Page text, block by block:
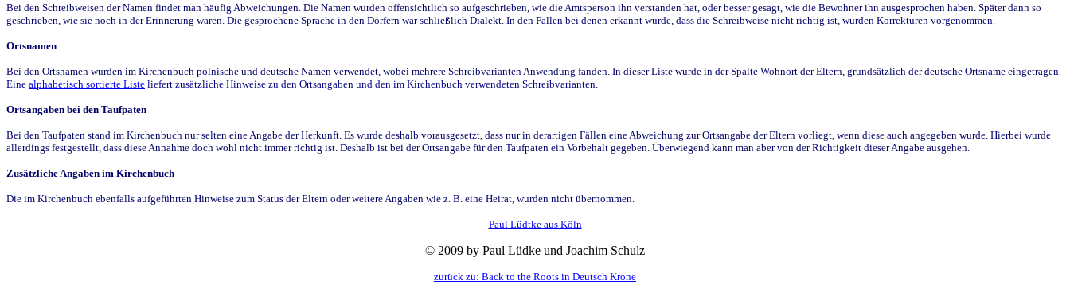
Bei den Schreibweisen der Namen findet man häufig Abweichungen. Die Namen wurden offensichtlich so aufgeschrieben, wie die Amtsperson ihn verstanden hat, oder besser gesagt, wie die Bewohner ihn ausgesprochen haben. Später dann so
geschrieben, wie sie noch in der Erinnerung waren. Die gesprochene Sprache in den Dörfern war schließlich Dialekt. In den Fällen bei denen erkannt wurde, dass die Schreibweise nicht richtig ist, wurden Korrekturen vorgenommen.
Ortsnamen
Bei den Ortsnamen wurden im Kirchenbuch polnische und deutsche Namen verwendet, wobei mehrere Schreibvarianten Anwendung fanden. In dieser Liste wurde in der Spalte Wohnort der Eltern, grundsätzlich der deutsche Ortsname eingetragen.
Eine alphabetisch sortierte Liste liefert zusätzliche Hinweise zu den Ortsangaben und den im Kirchenbuch verwendeten Schreibvarianten.
Ortsangaben bei den Taufpaten
Bei den Taufpaten stand im Kirchenbuch nur selten eine Angabe der Herkunft. Es wurde deshalb vorausgesetzt, dass nur in derartigen Fällen eine Abweichung zur Ortsangabe der Eltern vorliegt, wenn diese auch angegeben wurde. Hierbei wurde
allerdings festgestellt, dass diese Annahme doch wohl nicht immer richtig ist. Deshalb ist bei der Ortsangabe für den Taufpaten ein Vorbehalt gegeben. Überwiegend kann man aber von der Richtigkeit dieser Angabe ausgehen.
Zusätzliche Angaben im Kirchenbuch
Die im Kirchenbuch ebenfalls aufgeführten Hinweise zum Status der Eltern oder weitere Angaben wie z. B. eine Heirat, wurden nicht übernommen.
Paul Lüdtke aus Köln
© 2009 by Paul Lüdke und Joachim Schulz
zurück zu: Back to the Roots in Deutsch Krone